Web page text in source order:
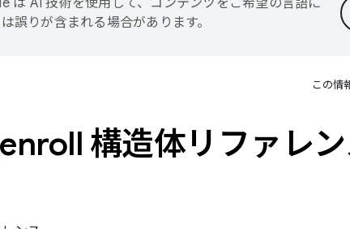
は AI 技術を使用して、コンテンツをご希望の言語に
誤りが含まれる場合があります。
この情
enroll 構造体リファレ